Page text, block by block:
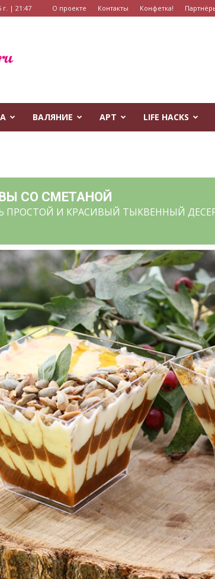
г. | 21:47 О проекте Контакты Конфетка!
ВАЛЯНИЕ АРТ LIFE HACKS
СО СМЕТАНОЙ
ПРОСТОЙ И КРАСИВЫЙ ТЫКВЕННЫЙ